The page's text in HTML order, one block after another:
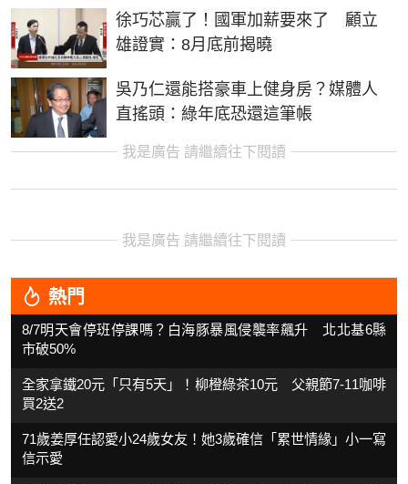
徐巧芯贏了！國軍加薪要來了 顧立
雄證實：8月底前揭曉
吳乃仁還能搭豪車上健身房？媒體人
直搖頭：綠年底恐還這筆帳
我是廣告 請繼續往下閱讀
我是廣告 請繼續往下閱讀
熱門
8/7明天會停班停課嗎？白海豚暴風侵襲率飆升 北北基6縣
市破50%
全家拿鐵20元「只有5天」！柳橙綠茶10元 父親節7-11咖啡
買2送2
71歲姜厚任認愛小24歲女友！她3歲確信「累世情緣」小一寫
信示愛